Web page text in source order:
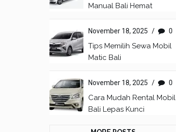
Manual Bali Hemat
November 18, 2025 / 0
Tips Memilih Sewa Mobil
Matic Bali
November 18, 2025 / 0
Cara Mudah Rental Mobil
Bali Lepas Kunci